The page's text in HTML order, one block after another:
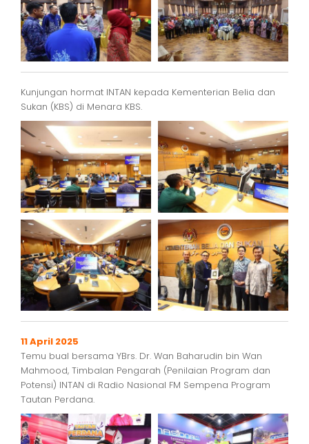
Kunjungan hormat INTAN kepada Kementerian Belia dan
Sukan (KBS) di Menara KBS.
11 April 2025
Temu bual bersama YBrs. Dr. Wan Baharudin bin Wan
Mahmood, Timbalan Pengarah (Penilaian Program dan
Potensi) INTAN di Radio Nasional FM Sempena Program
Tautan Perdana.